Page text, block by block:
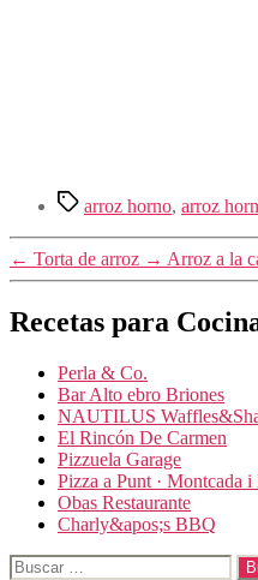
Etiquetas
arroz horno, arroz
← Torta de arroz → Arroz a la
Recetas para
Perla & Co.
Bar Alto ebro Briones
NAUTILUS
El Rincón De Carmen
Pizzuela Garage
Pizza a Punt · Montcada i
Obas Restaurante
Charly&apos;s BBQ
Buscar: